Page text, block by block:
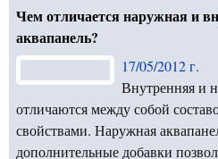
Чем отличается наружная и
аквапанель?
17/05/2012 г.
Внутренняя и
отличаются между собой
свойствами. Наружная
дополнительные добавки